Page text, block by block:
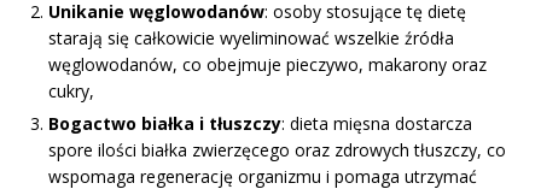
Unikanie węglowodanów: osoby stosujące tę dietę
starają się całkowicie wyeliminować wszelkie źródła
węglowodanów, co obejmuje pieczywo, makarony oraz
cukry,
Bogactwo białka i tłuszczy: dieta mięsna dostarcza
spore ilości białka zwierzęcego oraz zdrowych tłuszczy, co
wspomaga regenerację organizmu i pomaga utrzymać